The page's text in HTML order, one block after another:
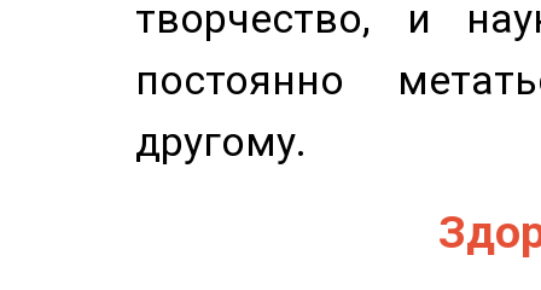
творчество, и
постоянно
другому.